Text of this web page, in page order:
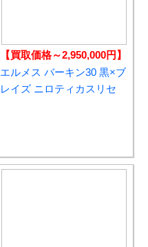
【買取価格～2,950,000円】
エルメス バーキン30 黒×ブ
レイズ ニロティカスリセ